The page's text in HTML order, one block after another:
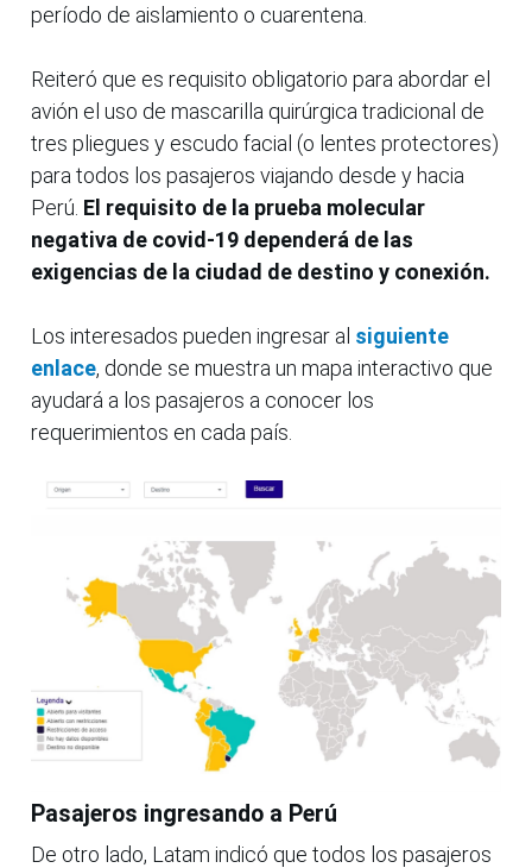
período de aislamiento o cuarentena.
Reiteró que es requisito obligatorio para abordar el
avión el uso de mascarilla quirúrgica tradicional de
tres pliegues y escudo facial (o lentes protectores)
para todos los pasajeros viajando desde y hacia
Perú. El requisito de la prueba molecular
negativa de covid-19 dependerá de las
exigencias de la ciudad de destino y conexión.
Los interesados pueden ingresar al siguiente
enlace, donde se muestra un mapa interactivo que
ayudará a los pasajeros a conocer los
requerimientos en cada país.
Pasajeros ingresando a Perú
De otro lado, Latam indicó que todos los pasajeros